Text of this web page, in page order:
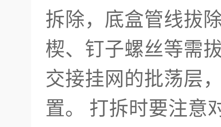
拆除，底盒管线拔
楔、钉子螺丝等需
交接挂网的批荡层
置。 打拆时要注意